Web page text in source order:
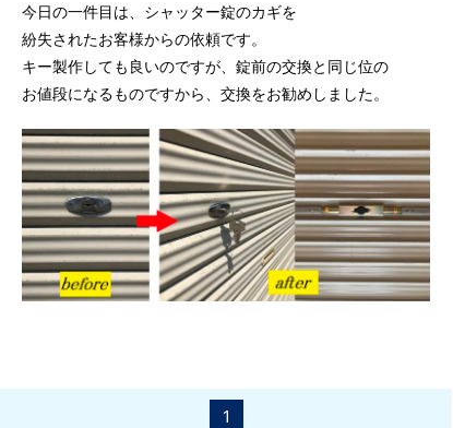
今日の一件目は、シャッター錠のカギを
紛失されたお客様からの依頼です。
キー製作しても良いのですが、錠前の交換と同じ位の
お値段になるものですから、交換をお勧めしました。
1